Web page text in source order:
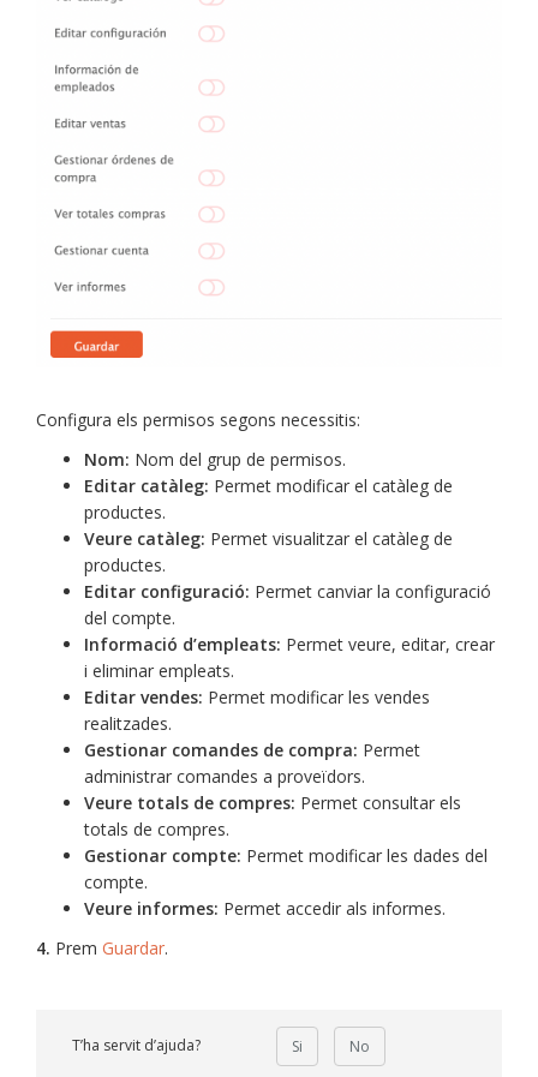
Configura els permisos segons necessitis:
Nom: Nom del grup de permisos.
Editar catàleg: Permet modificar el catàleg de
productes.
Veure catàleg: Permet visualitzar el catàleg de
productes.
Editar configuració: Permet canviar la configuració
del compte.
Informació d’empleats: Permet veure, editar, crear
i eliminar empleats.
Editar vendes: Permet modificar les vendes
realitzades.
Gestionar comandes de compra: Permet
administrar comandes a proveïdors.
Veure totals de compres: Permet consultar els
totals de compres.
Gestionar compte: Permet modificar les dades del
compte.
Veure informes: Permet accedir als informes.
4. Prem Guardar.
T’ha servit d’ajuda? Si No